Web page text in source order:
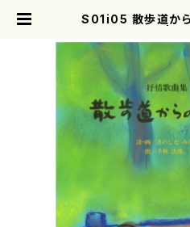
S01i05 散歩道か